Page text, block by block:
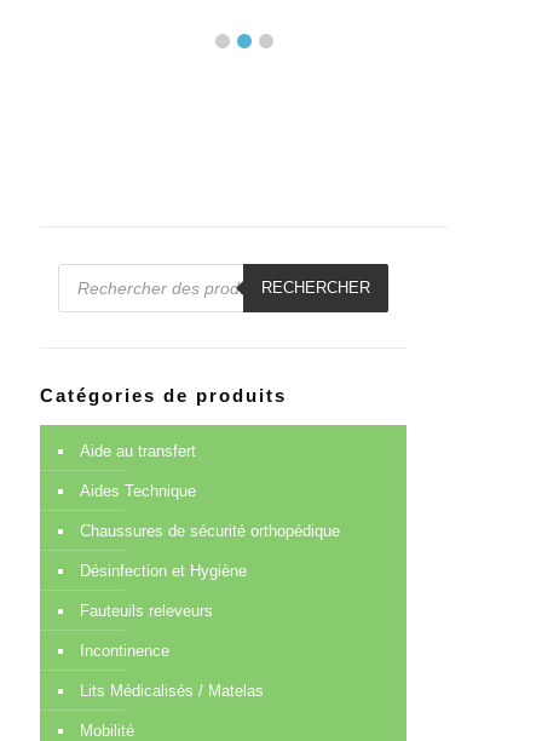
Recherche
RECHERCHER
Catégories de produits
Aide au transfert
Aides Technique
Chaussures de sécurité orthopédique
Désinfection et Hygiène
Fauteuils releveurs
Incontinence
Lits Médicalisés / Matelas
Mobilité